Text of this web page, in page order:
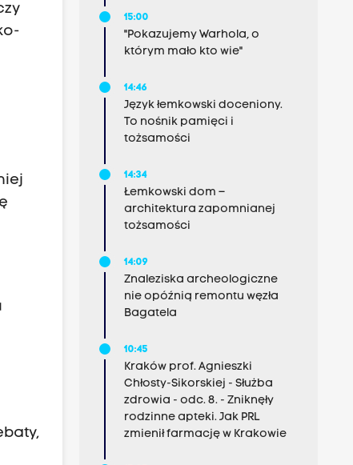
15:00
"Pokazujemy Warhola, o
którym mało kto wie"
14:46
Język łemkowski doceniony.
To nośnik pamięci i
tożsamości
14:34
Łemkowski dom –
architektura zapomnianej
tożsamości
14:09
Znaleziska archeologiczne
nie opóźnią remontu węzła
Bagatela
10:45
Kraków prof. Agnieszki
Chłosty-Sikorskiej - Służba
zdrowia - odc. 8. - Zniknęły
rodzinne apteki. Jak PRL
zmienił farmację w Krakowie